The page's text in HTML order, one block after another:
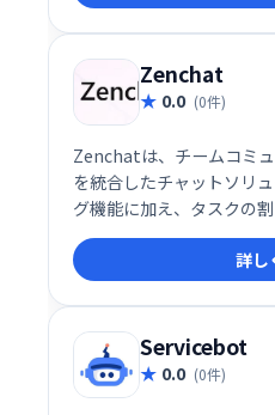
Zenchat
0.0 (0件)
Zenchatは、チームコミ
を統合したチャットソリ
グ機能に加え、タスクの
元化します。
詳し
Servicebot
0.0 (0件)